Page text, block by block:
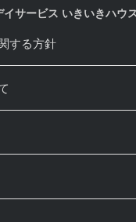
イサービス いきいきハウ
する方針